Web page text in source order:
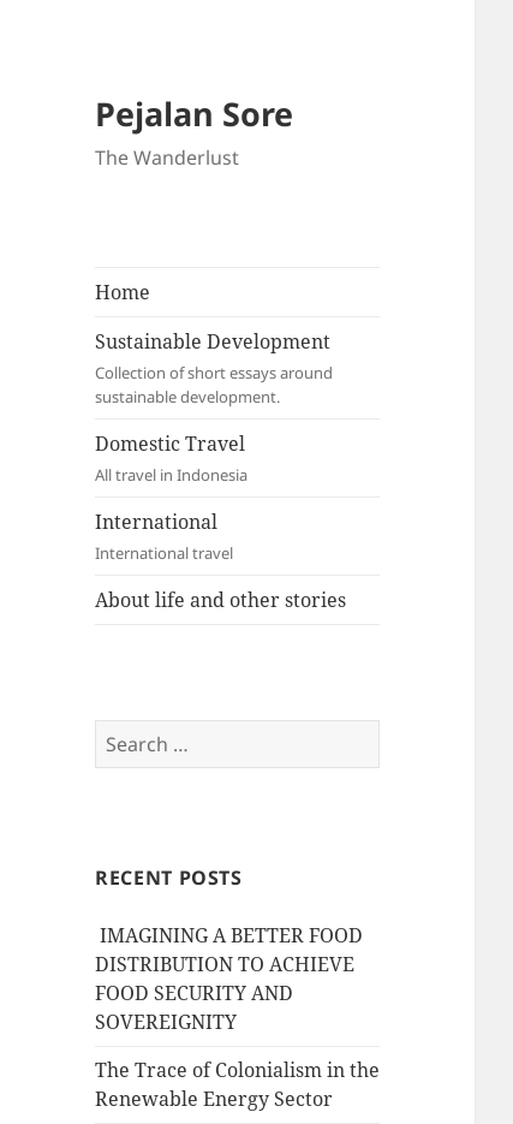
Pejalan Sore
The Wanderlust
Home
Sustainable Development
Collection of short essays around
sustainable development.
Domestic Travel
All travel in Indonesia
International
International travel
About life and other stories
Search
for:
RECENT POSTS
IMAGINING A BETTER FOOD
DISTRIBUTION TO ACHIEVE
FOOD SECURITY AND
SOVEREIGNITY
The Trace of Colonialism in the
Renewable Energy Sector